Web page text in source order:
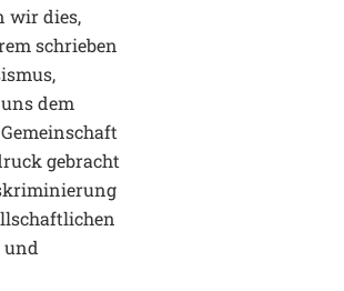
wir dies,
schrieben
dem
gebracht
und